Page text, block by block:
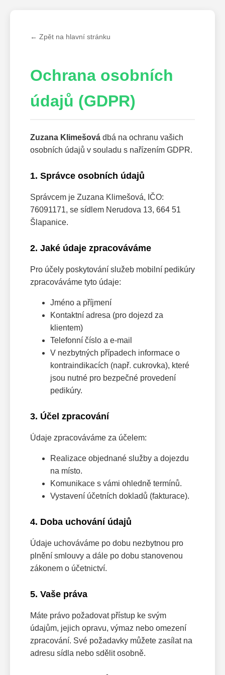
← Zpět na hlavní stránku
Ochrana osobních
údajů (GDPR)
Zuzana Klimešová dbá na ochranu vašich
osobních údajů v souladu s nařízením GDPR.
1. Správce osobních údajů
Správcem je Zuzana Klimešová, IČO:
76091171, se sídlem Nerudova 13, 664 51
Šlapanice.
2. Jaké údaje zpracováváme
Pro účely poskytování služeb mobilní pedikúry
zpracováváme tyto údaje:
Jméno a příjmení
Kontaktní adresa (pro dojezd za
klientem)
Telefonní číslo a e-mail
V nezbytných případech informace o
kontraindikacích (např. cukrovka), které
jsou nutné pro bezpečné provedení
pedikúry.
3. Účel zpracování
Údaje zpracováváme za účelem:
Realizace objednané služby a dojezdu
na místo.
Komunikace s vámi ohledně termínů.
Vystavení účetních dokladů (fakturace).
4. Doba uchování údajů
Údaje uchováváme po dobu nezbytnou pro
plnění smlouvy a dále po dobu stanovenou
zákonem o účetnictví.
5. Vaše práva
Máte právo požadovat přístup ke svým
údajům, jejich opravu, výmaz nebo omezení
zpracování. Své požadavky můžete zasílat na
adresu sídla nebo sdělit osobně.